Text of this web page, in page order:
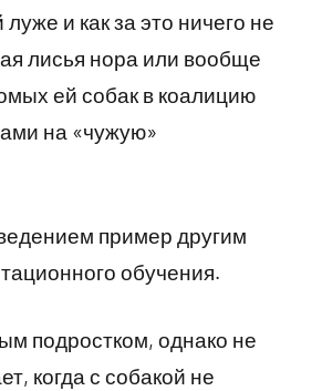
и как за это ничего не
лисья нора или вообще
ей собак в коалицию
на «чужую»
пример другим
обучения.
подростком, однако не
когда с собакой не